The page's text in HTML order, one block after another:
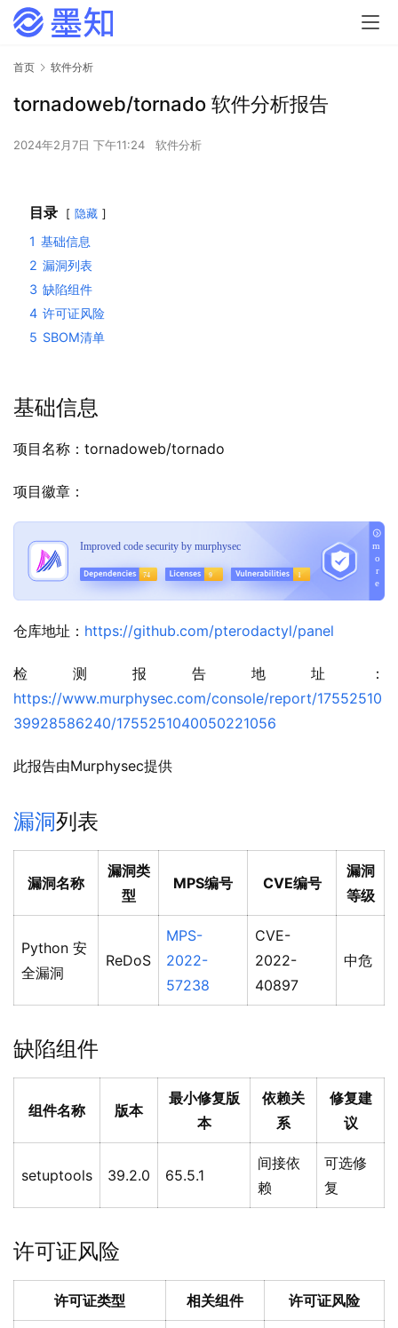
首页 软件分析
tornadoweb/tornado 软件分析报告
2024年2月7日 下午11:24 软件分析
目录 隐藏
1 基础信息
2 漏洞列表
3 缺陷组件
4 许可证风险
5 SBOM清单
基础信息
项目名称：tornadoweb/tornado
项目徽章：
仓库地址： https://github.com/pterodactyl/panel
检测报告地址：
https://www.murphysec.com/console/report/17552510
39928586240/1755251040050221056
此报告由Murphysec提供
漏洞列表
漏洞名称
漏洞类
型
MPS编号 CVE编号
漏洞
等级
Python 安
全漏洞
ReDoS
MPS-
2022-
57238
CVE-
2022-
40897
中危
缺陷组件
组件名称 版本
最小修复版
本
依赖关
系
修复建
议
setuptools 39.2.0 65.5.1
间接依
赖
可选修
复
许可证风险
许可证类型 相关组件 许可证风险